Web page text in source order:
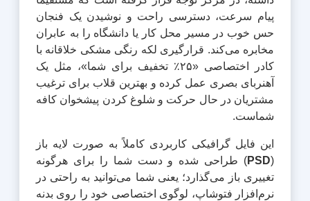
پیام سرعت، دسترسی راحت و نوشیدن یک فنجان
حس خوب در مسیر محل کار یا دانشگاه را به عابران
مخابره می‌کند. قرارگیری لکه رنگی مشکی خلاقانه با
کادر اختصاصی «۲۵٪ تخفیف برای شما»، مثل یک
آهنربای بصری عمل کرده و بهترین قلاب برای ترغیب
مشتریان در حال حرکت و شلوغ کردن پیشخوان کافه
شماست.
این فایل گرافیکی کاربردی کاملاً به صورت لایه باز
(
PSD) طراحی شده و دست شما را برای هرگونه
تغییری باز می‌گذارد؛ یعنی شما می‌توانید به راحتی در
نرم‌افزار فتوشاپ، لوگوی اختصاصی خود را روی بدنه